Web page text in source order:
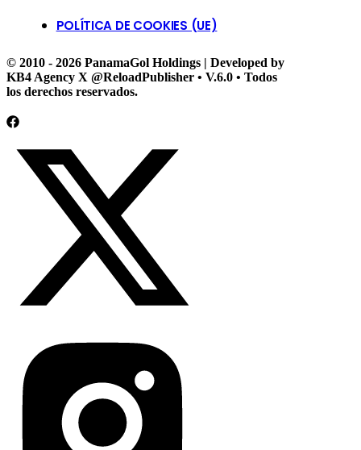
POLÍTICA DE COOKIES (UE)
© 2010 - 2026 PanamaGol Holdings | Developed by
KB4 Agency X @ReloadPublisher • V.6.0 • Todos
los derechos reservados.